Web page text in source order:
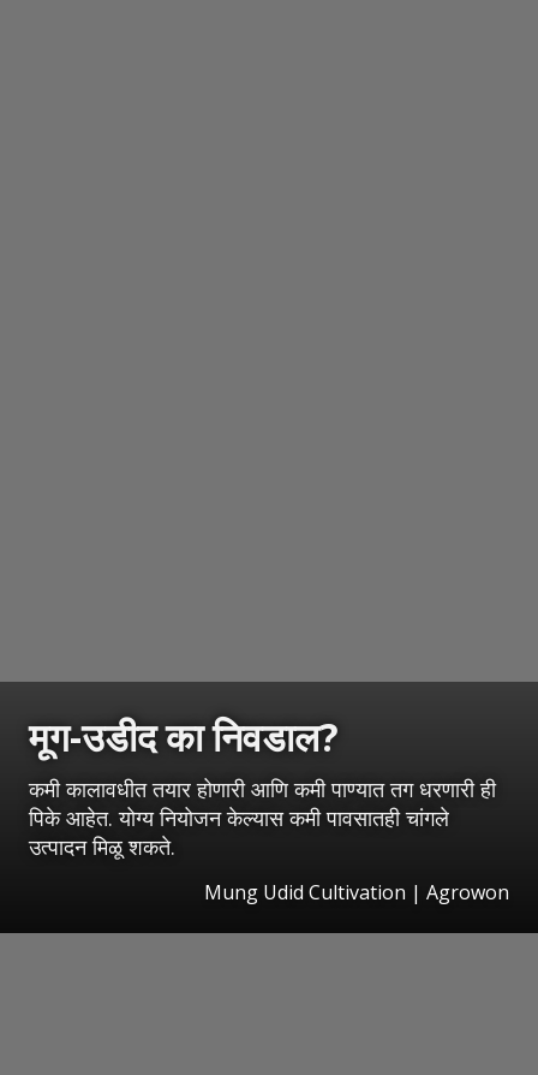
मूग-उडीद का निवडाल?
कमी कालावधीत तयार होणारी आणि कमी पाण्यात तग धरणारी ही
पिके आहेत. योग्य नियोजन केल्यास कमी पावसातही चांगले
उत्पादन मिळू शकते.
Mung Udid Cultivation | Agrowon